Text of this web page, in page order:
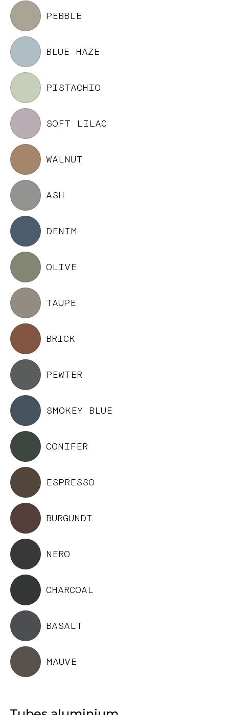
PEBBLE
BLUE HAZE
PISTACHIO
SOFT LILAC
WALNUT
ASH
DENIM
OLIVE
TAUPE
BRICK
PEWTER
SMOKEY BLUE
CONIFER
ESPRESSO
BURGUNDI
NERO
CHARCOAL
BASALT
MAUVE